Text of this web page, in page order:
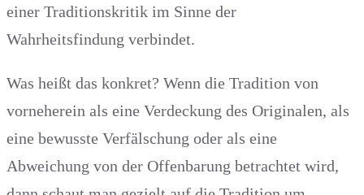
einer Traditionskritik im Sinne der
Wahrheitsfindung verbindet.
Was heißt das konkret? Wenn die Tradition von
vorneherein als eine Verdeckung des Originalen, als
eine bewusste Verfälschung oder als eine
Abweichung von der Offenbarung betrachtet wird,